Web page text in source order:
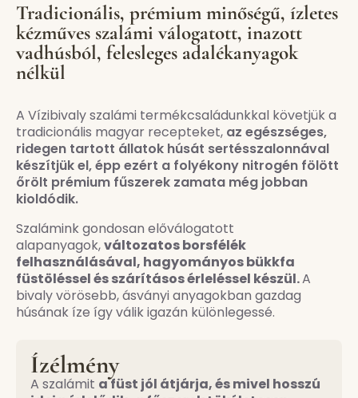
Tradicionális, prémium minőségű, ízletes
kézműves szalámi válogatott, inazott
vadhúsból, felesleges adalékanyagok
nélkül
A Vízibivaly szalámi termékcsaládunkkal követjük a
tradicionális magyar recepteket, az egészséges,
ridegen tartott állatok húsát sertésszalonnával
készítjük el, épp ezért a folyékony nitrogén fölött
őrölt prémium fűszerek zamata még jobban
kioldódik.
Szalámink gondosan előválogatott
alapanyagok,változatos borsfélék
felhasználásával, hagyományos bükkfa
füstöléssel és szárításos érleléssel készül.A
bivaly vörösebb, ásványi anyagokban gazdag
húsának íze így válik igazán különlegessé.
Ízélmény
A szalámit a füst jól átjárja, és mivel hosszú